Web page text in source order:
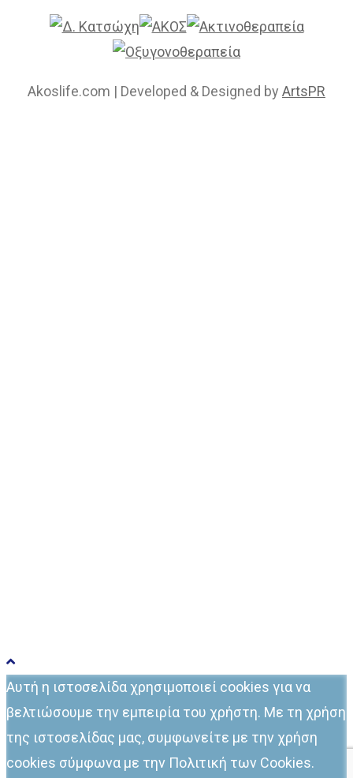
Akoslife.com | Developed & Designed by ArtsPR
Αυτή η ιστοσελίδα χρησιμοποιεί cookies για να
βελτιώσουμε την εμπειρία του χρήστη. Με τη χρήση
της ιστοσελίδας μας, συμφωνείτε με την χρήση
cookies σύμφωνα με την Πολιτική των Cookies.